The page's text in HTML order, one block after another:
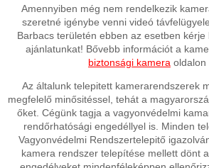
Amennyiben még nem rendelkezik
szeretné igénybe venni videó
Barbacs területén ebben az esetben
ajánlatunkat! Bővebb információt a
biztonsági kamera oldalon
Az általunk telepitett kamerarendszerek
megfelelő minősitéssel, tehát a
őket. Cégünk tagja a vagyonvédelmi
rendőrhatósági engedéllyel is. Minden
Vagyonvédelmi Rendszertelepitő
kamera rendszer telepítése mellett dönt